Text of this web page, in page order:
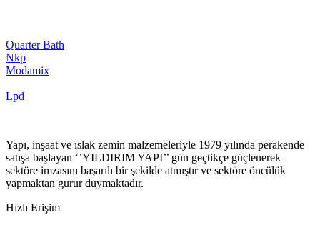
Quarter Bath
Nkp
Modamix
Lpd
Yapı, inşaat ve ıslak zemin malzemeleriyle 1979 yılında perakende
satışa başlayan ‘’YILDIRIM YAPI’’ gün geçtikçe güçlenerek
sektöre imzasını başarılı bir şekilde atmıştır ve sektöre öncülük
yapmaktan gurur duymaktadır.
Hızlı Erişim